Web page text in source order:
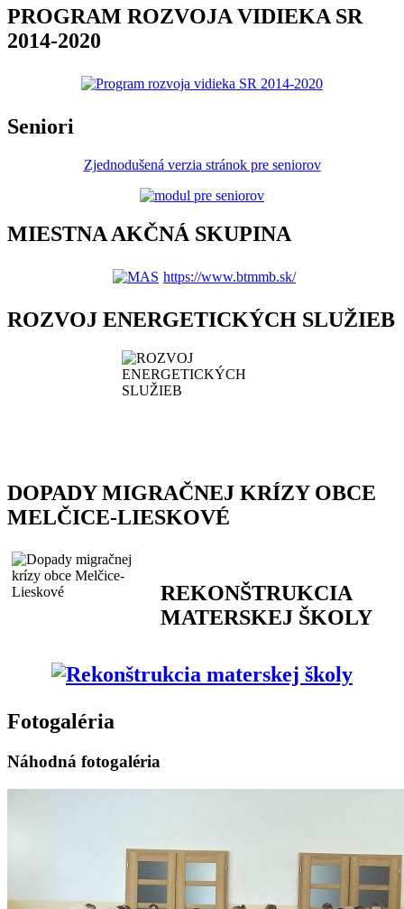
PROGRAM ROZVOJA VIDIEKA SR
2014-2020
Seniori
Zjednodušená verzia stránok pre seniorov
MIESTNA AKČNÁ SKUPINA
https://www.btmmb.sk/
ROZVOJ ENERGETICKÝCH SLUŽIEB
DOPADY MIGRAČNEJ KRÍZY OBCE
MELČICE-LIESKOVÉ
REKONŠTRUKCIA
MATERSKEJ ŠKOLY
Fotogaléria
Náhodná fotogaléria